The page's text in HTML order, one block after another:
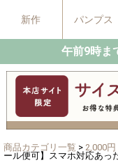
新作 パンプス
午前9時ま
商品カテゴリ一覧 > 2,000
ール便可】スマホ対応あっ